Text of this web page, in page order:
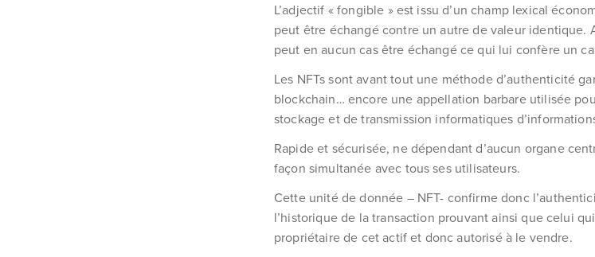
L’adjectif « fongible » est issu d’un champ lexical
peut être échangé contre un autre de valeur
peut en aucun cas être échangé ce qui lui confère un
Les NFTs sont avant tout une méthode d’authenticité
blockchain… encore une appellation barbare utilisée
stockage et de transmission informatiques
Rapide et sécurisée, ne dépendant d’aucun organe
façon simultanée avec tous ses utilisateurs.
Cette unité de donnée – NFT- confirme donc
l’historique de la transaction prouvant ainsi que celui
propriétaire de cet actif et donc autorisé à le vendre.